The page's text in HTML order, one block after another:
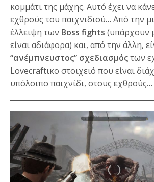
κομμάτι της μάχης. Αυτό έχει να
εχθρούς του παιχνιδιού… Από την
έλλειψη των Boss fights (υπάρχουν
είναι αδιάφορα) και, από την άλλη,
“ανέμπνευστος” σχεδιασμόςτων
Lovecraftικο στοιχειό που είναι
υπόλοιπο παιχνίδι, στους εχθρούς…